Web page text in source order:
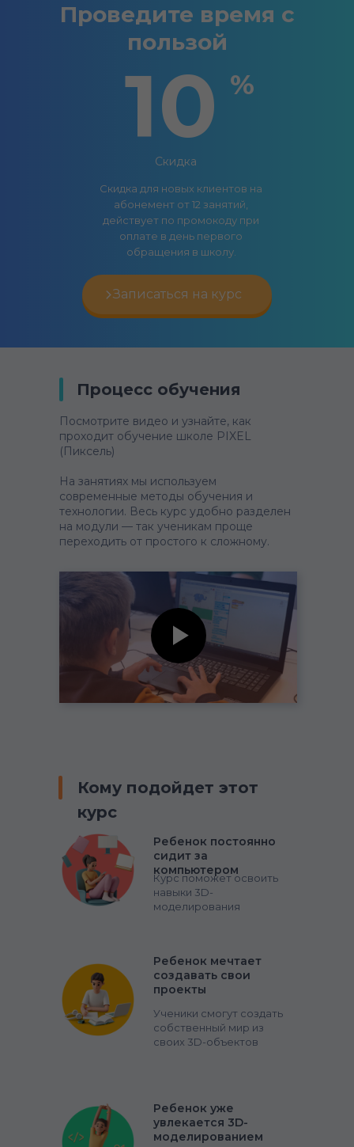
10 %
Проведите время с
пользой
Скидка для новых клиентов на
абонемент от 12 занятий,
действует по промокоду при
оплате в день первого
обращения в школу.
Скидка
Записаться на курс
Процесс обучения
Посмотрите видео и узнайте, как
проходит обучение школе PIXEL
(Пиксель)
На занятиях мы используем
современные методы обучения и
технологии. Весь курс удобно разделен
на модули — так ученикам проще
переходить от простого к сложному.
Кому подойдет этот
курс
Ребенок постоянно
сидит за
компьютером
Курс поможет освоить
навыки 3D-
моделирования
Ребенок мечтает
создавать свои
проекты
Ученики смогут создать
собственный мир из
своих 3D-объектов
Ребенок уже
увлекается 3D-
моделированием